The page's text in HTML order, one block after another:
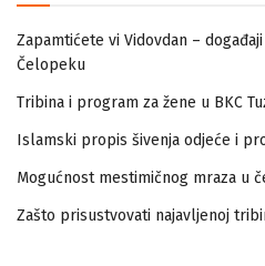
Zapamtićete vi Vidovdan –
Čelopeku
Tribina i program za žene u BKC
Islamski propis šivenja odjeće i
Mogućnost mestimičnog mraza u
Zašto prisustvovati najavljenoj